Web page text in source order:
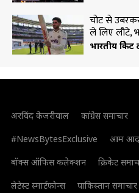
चोट से
ले लिए लौटे,
भारतीय क्रिकेट
अरविंद केजरीवाल कांग्रेस समाचार
#NewsBytesExclusive
आम
बॉक्स ऑफिस कलेक्शन
क्रिकेट
लेटेस्ट स्मार्टफोन्स
पाकिस्तान समाचार